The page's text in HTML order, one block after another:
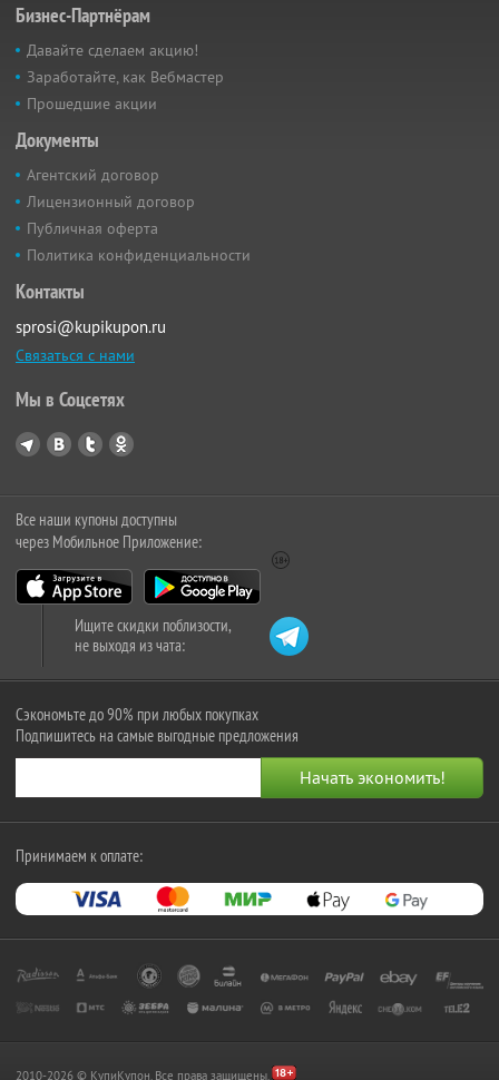
Бизнес-Партнёрам
Давайте сделаем акцию!
Заработайте, как Вебмастер
Прошедшие акции
Документы
Агентский договор
Лицензионный договор
Публичная оферта
Политика конфиденциальности
Контакты
sprosi@kupikupon.ru
Связаться с нами
Мы в Соцсетях
Все наши купоны доступны
через Мобильное Приложение:
Ищите скидки поблизости,
не выходя из чата:
Сэкономьте до 90% при любых покупках
Подпишитесь на самые выгодные предложения
Принимаем к оплате:
2010-2026 © КупиКупон. Все права защищены.